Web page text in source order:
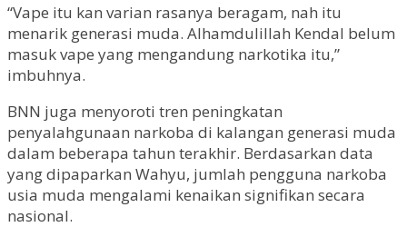
“Vape itu kan varian rasanya beragam, nah itu
menarik generasi muda. Alhamdulillah Kendal belum
masuk vape yang mengandung narkotika itu,”
imbuhnya.
BNN juga menyoroti tren peningkatan
penyalahgunaan narkoba di kalangan generasi muda
dalam beberapa tahun terakhir. Berdasarkan data
yang dipaparkan Wahyu, jumlah pengguna narkoba
usia muda mengalami kenaikan signifikan secara
nasional.